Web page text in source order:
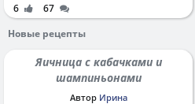
6
67
Новые рецепты
Яичница с кабачками и
шампиньонами
Автор Ирина